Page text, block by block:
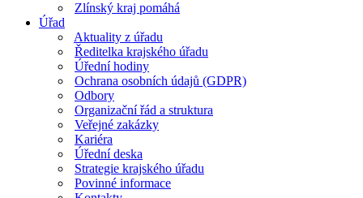
Zlínský kraj pomáhá
Úřad
Aktuality z úřadu
Ředitelka krajského úřadu
Úřední hodiny
Ochrana osobních údajů (GDPR)
Odbory
Organizační řád a struktura
Veřejné zakázky
Kariéra
Úřední deska
Strategie krajského úřadu
Povinné informace